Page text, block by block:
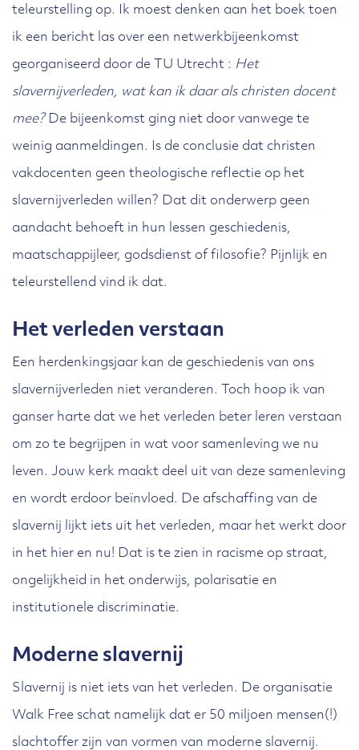
teleurstelling op. Ik moest denken aan het boek toen
ik een bericht las over een netwerkbijeenkomst
georganiseerd door de TU Utrecht : Het
slavernijverleden, wat kan ik daar als christen docent
mee?De bijeenkomst ging niet door vanwege te
weinig aanmeldingen. Is de conclusie dat christen
vakdocenten geen theologische reflectie op het
slavernijverleden willen? Dat dit onderwerp geen
aandacht behoeft in hun lessen geschiedenis,
maatschappijleer, godsdienst of filosofie? Pijnlijk en
teleurstellend vind ik dat.
Het verleden verstaan
Een herdenkingsjaar kan de geschiedenis van ons
slavernijverleden niet veranderen. Toch hoop ik van
ganser harte dat we het verleden beter leren verstaan
om zo te begrijpen in wat voor samenleving we nu
leven. Jouw kerk maakt deel uit van deze samenleving
en wordt erdoor beïnvloed. De afschaffing van de
slavernij lijkt iets uit het verleden, maar het werkt door
in het hier en nu! Dat is te zien in racisme op straat,
ongelijkheid in het onderwijs, polarisatie en
institutionele discriminatie.
Moderne slavernij
Slavernij is niet iets van het verleden. De organisatie
Walk Free schat namelijk dat er 50 miljoen mensen(!)
slachtoffer zijn van vormen van moderne slavernij.